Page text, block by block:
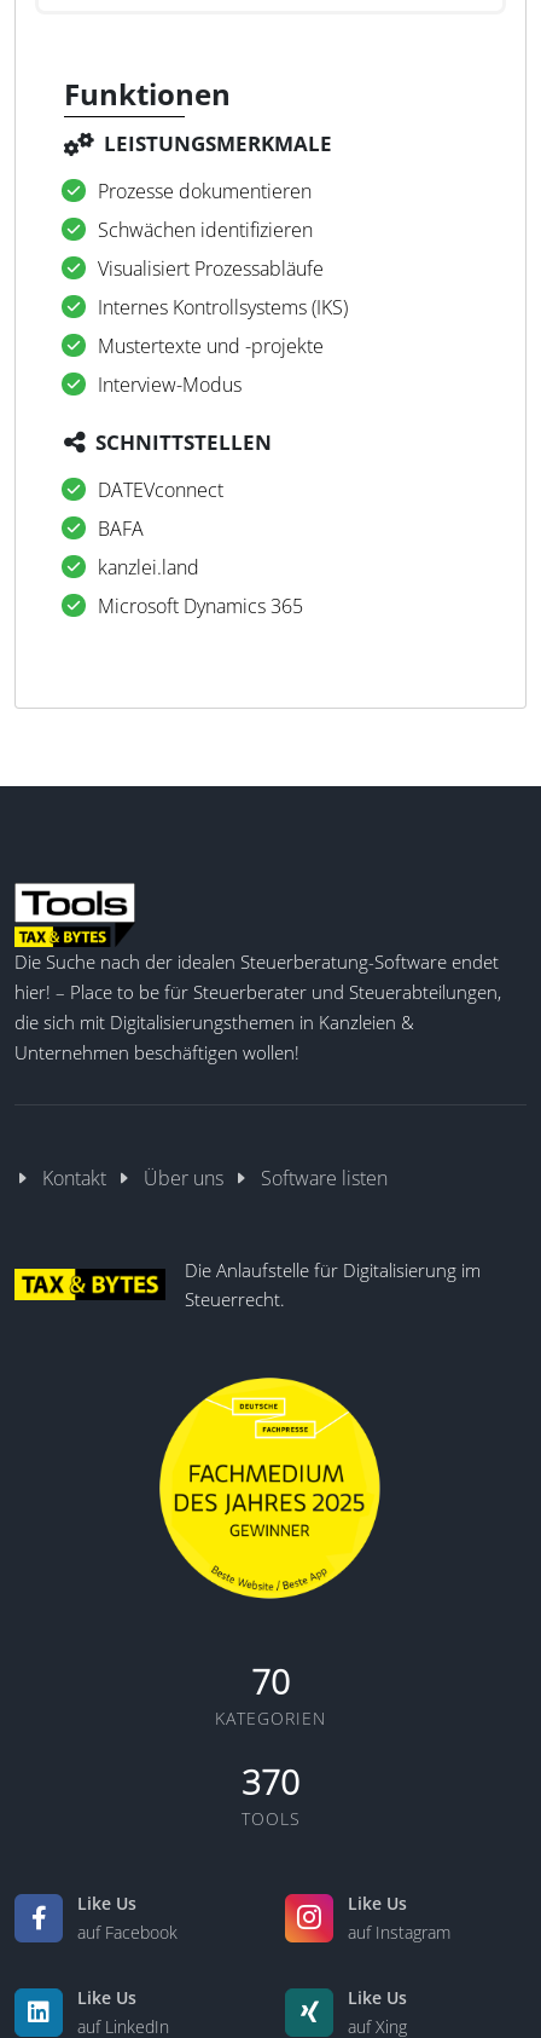
Funktionen
LEISTUNGSMERKMALE
Prozesse dokumentieren
Schwächen identifizieren
Visualisiert Prozessabläufe
Internes Kontrollsystems (IKS)
Mustertexte und -projekte
Interview-Modus
SCHNITTSTELLEN
DATEVconnect
BAFA
kanzlei.land
Microsoft Dynamics 365
Die Suche nach der idealen Steuerberatung-Software endet
hier! – Place to be für Steuerberater und Steuerabteilungen,
die sich mit Digitalisierungsthemen in Kanzleien &
Unternehmen beschäftigen wollen!
Kontakt Über uns Software listen
Die Anlaufstelle für Digitalisierung im
Steuerrecht.
70
KATEGORIEN
370
TOOLS
Like Us
auf Facebook
Like Us
auf Instagram
Like Us
auf LinkedIn
Like Us
auf Xing